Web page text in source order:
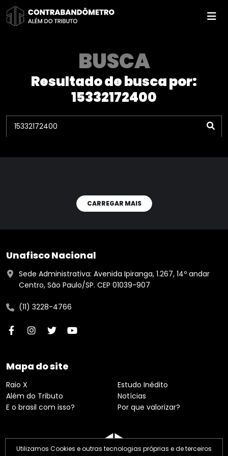
Pular
para
BUSCA
Resultado de busca por:
15332172400
CARREGAR MAIS
Unafisco Nacional
Sede Administrativa: Avenida Ipiranga, 1.267, 14º andar
Centro, São Paulo/SP. CEP 01039-907
(11) 3228-4766
Mapa do site
Raio X
Além do Tributo
E o brasil com isso?
Estudo Inédito
Notícias
Por que valorizar?
Utilizamos Cookies e outras tecnologias próprias e de terceiros